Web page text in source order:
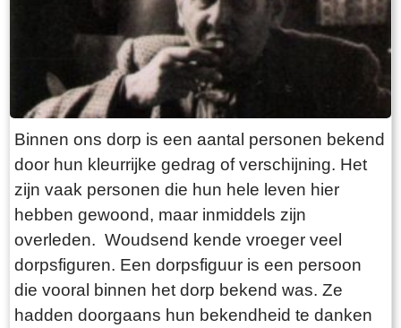
Binnen ons dorp is een aantal personen bekend
door hun kleurrijke gedrag of verschijning. Het
zijn vaak personen die hun hele leven hier
hebben gewoond, maar inmiddels zijn
overleden. Woudsend kende vroeger veel
dorpsfiguren. Een dorpsfiguur is een persoon
die vooral binnen het dorp bekend was. Ze
hadden doorgaans hun bekendheid te danken